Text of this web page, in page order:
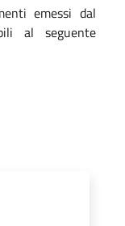
emessi dal
al seguente